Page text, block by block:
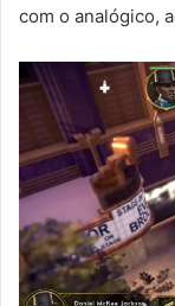
com o analógico,